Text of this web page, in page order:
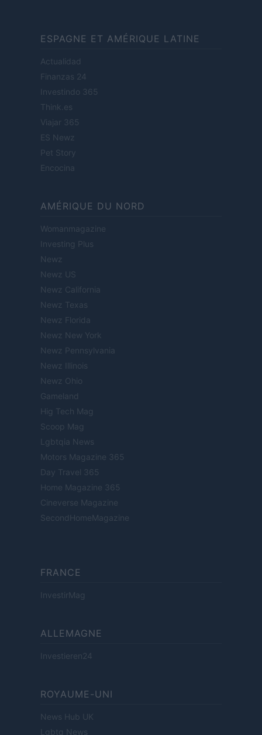
ESPAGNE ET AMÉRIQUE LATINE
Actualidad
Finanzas 24
Investindo 365
Think.es
Viajar 365
ES Newz
Pet Story
Encocina
AMÉRIQUE DU NORD
Womanmagazine
Investing Plus
Newz
Newz US
Newz California
Newz Texas
Newz Florida
Newz New York
Newz Pennsylvania
Newz Illinois
Newz Ohio
Gameland
Hig Tech Mag
Scoop Mag
Lgbtqia News
Motors Magazine 365
Day Travel 365
Home Magazine 365
Cineverse Magazine
SecondHomeMagazine
FRANCE
InvestirMag
ALLEMAGNE
Investieren24
ROYAUME-UNI
News Hub UK
Lgbtq News